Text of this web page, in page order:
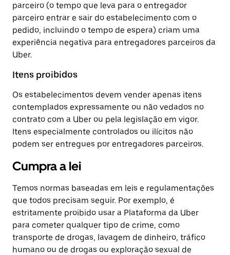
parceiro (o tempo que leva para o entregador
parceiro entrar e sair do estabelecimento com o
pedido, incluindo o tempo de espera) criam uma
experiência negativa para entregadores parceiros da
Uber.
Itens proibidos
Os estabelecimentos devem vender apenas itens
contemplados expressamente ou não vedados no
contrato com a Uber ou pela legislação em vigor.
Itens especialmente controlados ou ilícitos não
podem ser entregues por entregadores parceiros.
Cumpra a lei
Temos normas baseadas em leis e regulamentações
que todos precisam seguir. Por exemplo, é
estritamente proibido usar a Plataforma da Uber
para cometer qualquer tipo de crime, como
transporte de drogas, lavagem de dinheiro, tráfico
humano ou de drogas ou exploração sexual de